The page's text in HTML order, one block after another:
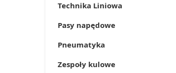
Technika Liniowa
Pasy napędowe
Pneumatyka
Zespoły kulowe